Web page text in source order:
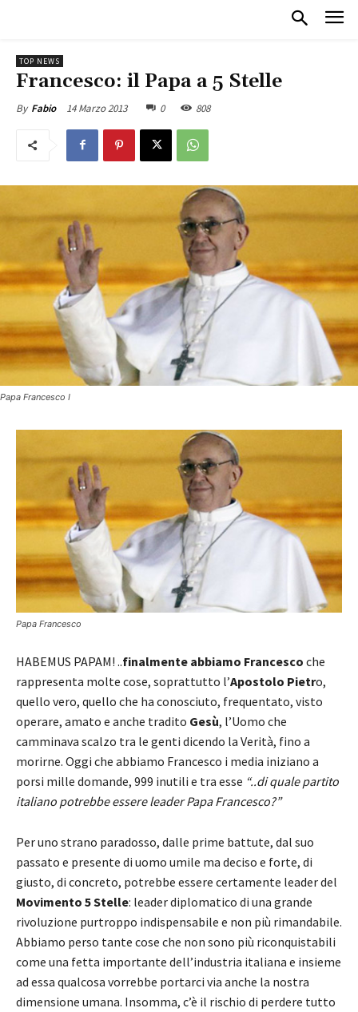
TOP NEWS
Francesco: il Papa a 5 Stelle
By Fabio 14 Marzo 2013 0 808
Papa Francesco I
Papa Francesco
HABEMUS PAPAM! ..finalmente abbiamo Francesco che
rappresenta molte cose, soprattutto l’Apostolo Pietro,
quello vero, quello che ha conosciuto, frequentato, visto
operare, amato e anche tradito Gesù, l’Uomo che
camminava scalzo tra le genti dicendo la Verità, fino a
morirne. Oggi che abbiamo Francesco i media iniziano a
porsi mille domande, 999 inutili e tra esse “..di quale partito
italiano potrebbe essere leader Papa Francesco?”
Per uno strano paradosso, dalle prime battute, dal suo
passato e presente di uomo umile ma deciso e forte, di
giusto, di concreto, potrebbe essere certamente leader del
Movimento 5 Stelle: leader diplomatico di una grande
rivoluzione purtroppo indispensabile e non più rimandabile.
Abbiamo perso tante cose che non sono più riconquistabili
come una fetta importante dell’industria italiana e insieme
ad essa qualcosa vorrebbe portarci via anche la nostra
dimensione umana. Insomma, c’è il rischio di perdere tutto